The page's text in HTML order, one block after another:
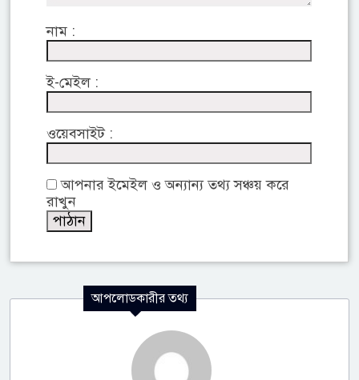
নাম :
ই-মেইল :
ওয়েবসাইট :
আপনার ইমেইল ও অন্যান্য তথ্য সঞ্চয় করে
রাখুন
আপলোডকারীর তথ্য